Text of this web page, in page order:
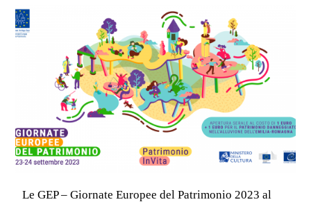
Le GEP – Giornate Europee del Patrimonio 2023 al